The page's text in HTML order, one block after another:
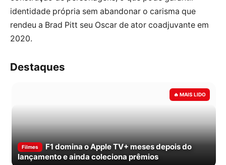
identidade própria sem abandonar o carisma que
rendeu a Brad Pitt seu Oscar de ator coadjuvante em
2020.
Destaques
Filmes
F1 domina o Apple TV+ meses depois do
lançamento e ainda coleciona prêmios